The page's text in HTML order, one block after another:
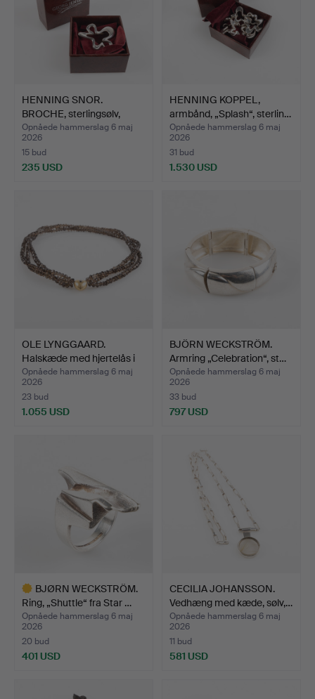
HENNING SNOR.
BROCHE, sterlingsølv,
'Splas…
Opnåede hammerslag 6 maj
2026
15 bud
235 USD
HENNING KOPPEL,
armbånd, „Splash“, sterlin…
Opnåede hammerslag 6 maj
2026
31 bud
1.530 USD
OLE LYNGGAARD.
Halskæde med hjertelås i
18…
Opnåede hammerslag 6 maj
2026
23 bud
1.055 USD
BJÖRN WECKSTRÖM.
Armring „Celebration“, st…
Opnåede hammerslag 6 maj
2026
33 bud
797 USD
BJØRN WECKSTRÖM.
Ring, „Shuttle“ fra Star …
Opnåede hammerslag 6 maj
2026
20 bud
401 USD
CECILIA JOHANSSON.
Vedhæng med kæde, sølv,…
Opnåede hammerslag 6 maj
2026
11 bud
581 USD